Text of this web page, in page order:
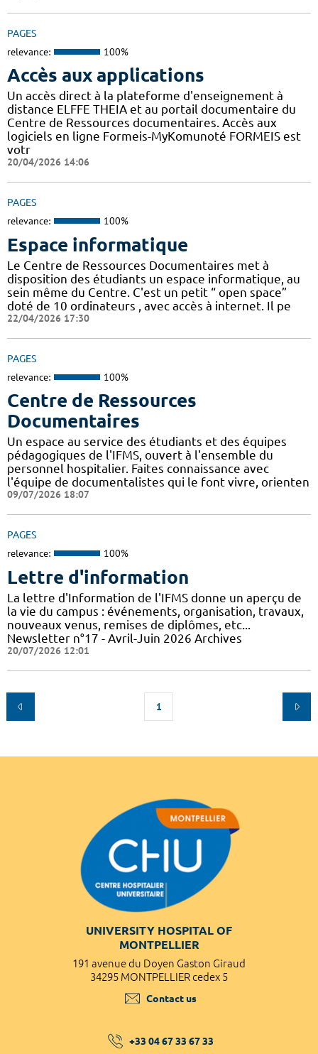
PAGES
relevance: 100%
Accès aux applications
Un accès direct à la plateforme d'enseignement à
distance ELFFE THEIA et au portail documentaire du
Centre de Ressources documentaires. Accès aux
logiciels en ligne Formeis-MyKomunoté FORMEIS est
votr
20/04/2026 14:06
PAGES
relevance: 100%
Espace informatique
Le Centre de Ressources Documentaires met à
disposition des étudiants un espace informatique, au
sein même du Centre. C'est un petit “ open space”
doté de 10 ordinateurs , avec accès à internet. Il pe
22/04/2026 17:30
PAGES
relevance: 100%
Centre de Ressources
Documentaires
Un espace au service des étudiants et des équipes
pédagogiques de l'IFMS, ouvert à l'ensemble du
personnel hospitalier. Faites connaissance avec
l'équipe de documentalistes qui le font vivre, orienten
09/07/2026 18:07
PAGES
relevance: 100%
Lettre d'information
La lettre d'Information de l'IFMS donne un aperçu de
la vie du campus : événements, organisation, travaux,
nouveaux venus, remises de diplômes, etc...
Newsletter n°17 - Avril-Juin 2026 Archives
20/07/2026 12:01
1
UNIVERSITY HOSPITAL OF
MONTPELLIER
191 avenue du Doyen Gaston Giraud
34295 MONTPELLIER cedex 5
Contact us
+33 04 67 33 67 33